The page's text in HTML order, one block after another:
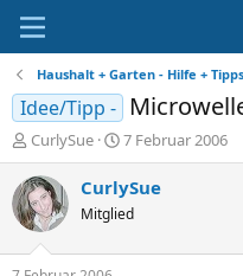
Haushalt + Garten - Hilfe + Tipps
Idee/Tipp -
E
r
s
t
e
l
CurlySue
E
r
s
t
e
7 Februar 2006
CurlySue
Mitglied